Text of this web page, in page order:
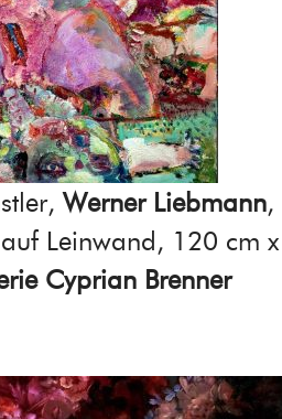
Werner Liebmann,
Leinwand, 120 cm
Cyprian Brenner